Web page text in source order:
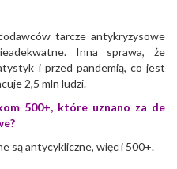
tarcze antykryzysowe
Inna sprawa, że
i przed pandemią, co jest
2,5 mln ludzi.
500+, które uznano za de
są antycykliczne, więc i 500+.